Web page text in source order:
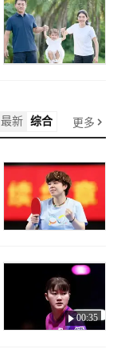
最新 综合 更多
00:35